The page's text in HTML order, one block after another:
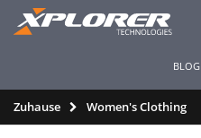
BLOG
Zuhause Women's Clothing